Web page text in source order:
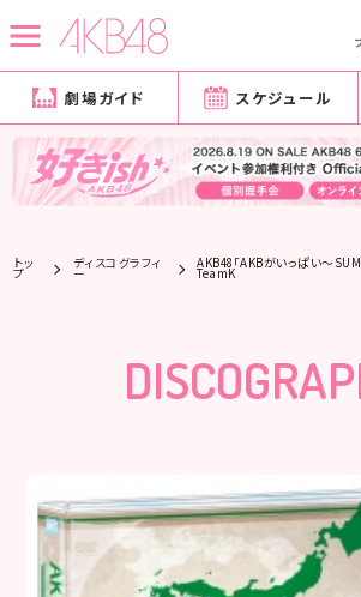
劇場ガイド スケジュール
トッ
プ
ディスコグラフィ
ー
AKB48「AKBがいっぱい～
TeamK